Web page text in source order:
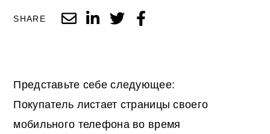
SHARE
Представьте себе следующее:
Покупатель листает страницы своего
мобильного телефона во время